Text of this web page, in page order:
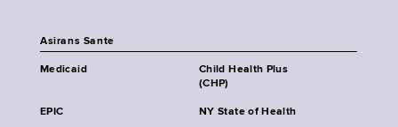
Asirans Sante
Medicaid
Child Health Plus
(CHP)
EPIC NY State of Health